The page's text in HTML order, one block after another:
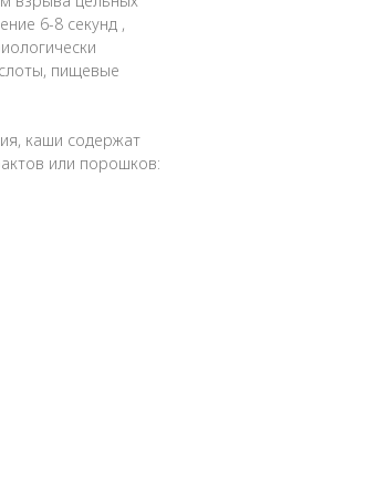
6-8 секунд ,
пищевые
каши содержат
или порошков: